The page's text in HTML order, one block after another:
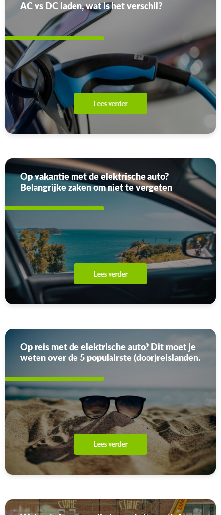
AC vs DC laden, wat is het verschil?
Lees verder
Op vakantie met de elektrische auto?
Belangrijke zaken om niet te vergeten
Lees verder
Op reis met de elektrische auto? Dit moet je
weten over de 5 populairste (door)reislanden.
Lees verder